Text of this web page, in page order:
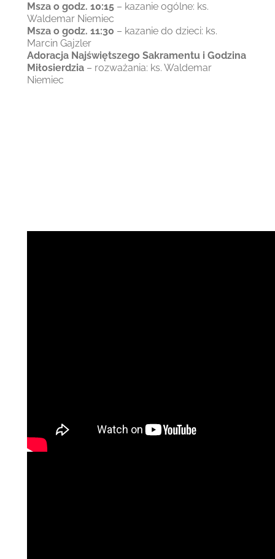
Msza o godz. 10:15 – kazanie ogólne: ks.
Waldemar Niemiec
Msza o godz. 11:30 – kazanie do dzieci: ks.
Marcin Gajzler
Adoracja Najświętszego Sakramentu i Godzina
Miłosierdzia – rozważania: ks. Waldemar
Niemiec